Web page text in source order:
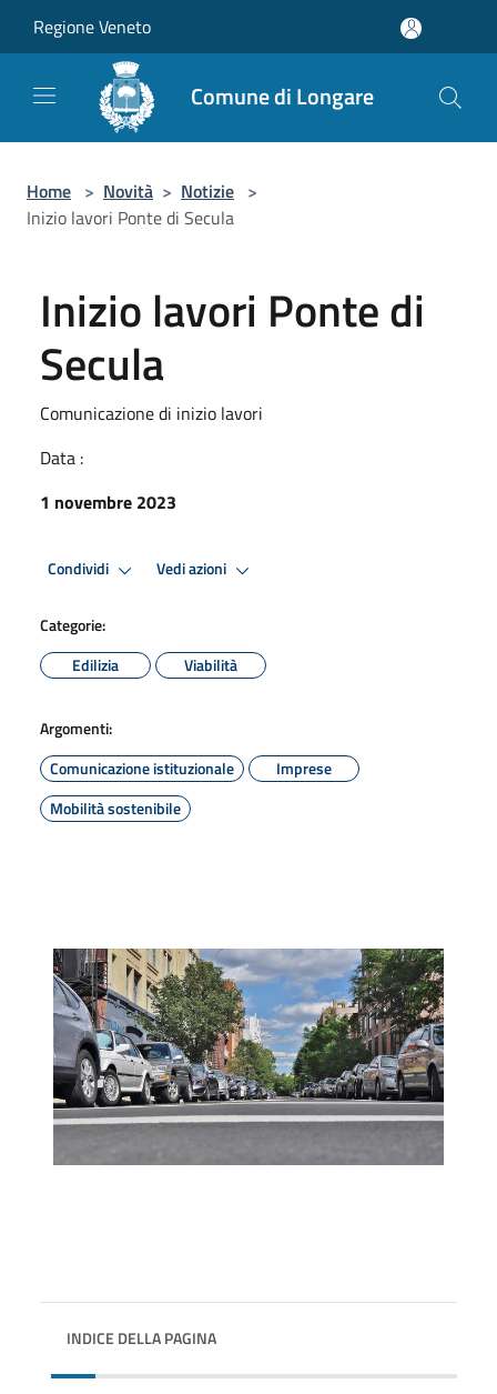
Regione Veneto
Comune di Longare
Home > Novità > Notizie >
Inizio lavori Ponte di Secula
Inizio lavori Ponte di
Secula
Comunicazione di inizio lavori
Data :
1 novembre 2023
Condividi Vedi azioni
Categorie:
Edilizia
Viabilità
Argomenti:
Comunicazione istituzionale
Imprese
Mobilità sostenibile
INDICE DELLA PAGINA